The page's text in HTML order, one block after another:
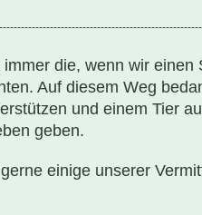
die, wenn wir einen
Auf diesem Weg
und einem Tier
geben.
einige unserer